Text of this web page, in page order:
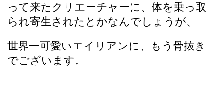
って来たクリエーチャーに、体を乗っ取
られ寄生されたとかなんでしょうが、
世界一可愛いエイリアンに、もう骨抜き
でございます。